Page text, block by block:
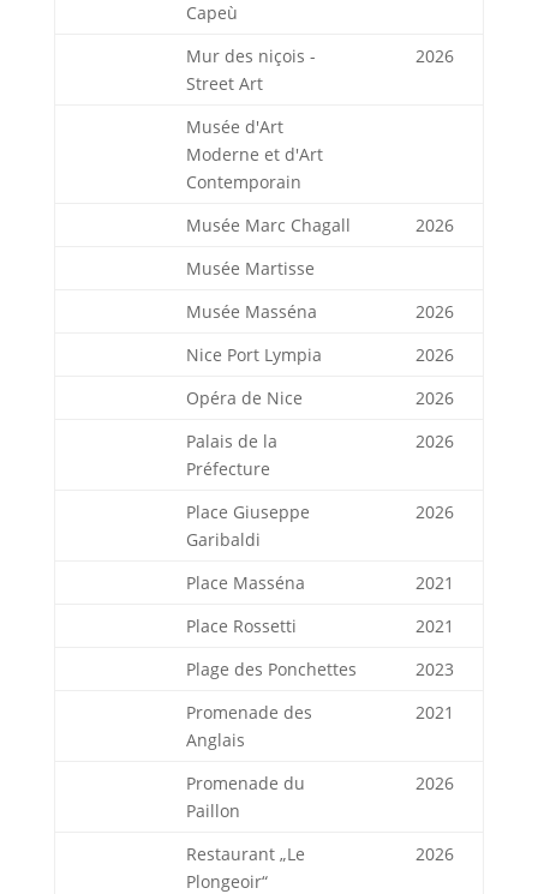
Capeù
Mur des niçois -
Street Art
2026
Musée d'Art
Moderne et d'Art
Contemporain
Musée Marc Chagall
2026
Musée Martisse
Musée Masséna
2026
Nice Port Lympia
2026
Opéra de Nice
2026
Palais de la
Préfecture
2026
Place Giuseppe
Garibaldi
2026
Place Masséna
2021
Place Rossetti
2021
Plage des Ponchettes
2023
Promenade des
Anglais
2021
Promenade du
Paillon
2026
Restaurant „Le
Plongeoir“
2026